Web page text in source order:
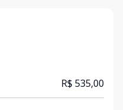
R$ 535,00